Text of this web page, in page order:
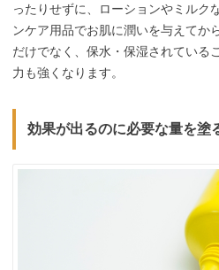
ったりせずに、ローションやミルク
ンケア用品でお肌に潤いを与えてか
だけでなく、保水・保湿されている
力も強くなります。
効果が出るのに必要な量を塗